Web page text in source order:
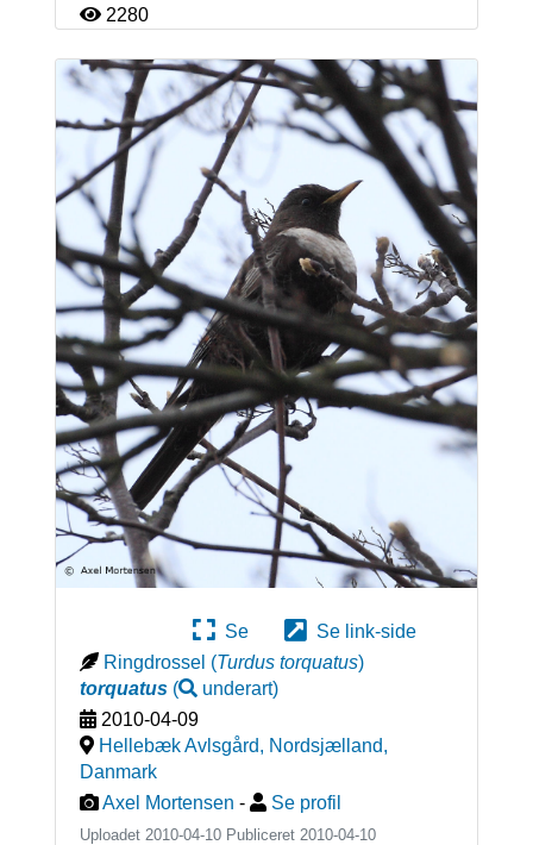
2280
Se
Se link-side
Ringdrossel (Turdus torquatus)
torquatus( underart)
2010-04-09
Hellebæk Avlsgård, Nordsjælland,
Danmark
Axel Mortensen - Se profil
Uploadet 2010-04-10 Publiceret 2010-04-10